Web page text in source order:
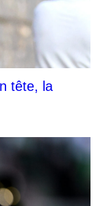
tête, la